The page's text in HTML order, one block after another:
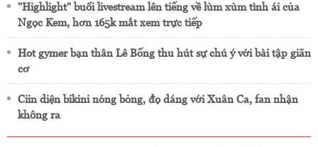
"Highlight" buổi livestream lên tiếng về lùm xùm tình ái của
Ngọc Kem, hơn 165k mắt xem trực tiếp
Hot gymer bạn thân Lê Bống thu hút sự chú ý với bài tập giãn
cơ
Ciin diện bikini nóng bỏng, đọ dáng với Xuân Ca, fan nhận
không ra